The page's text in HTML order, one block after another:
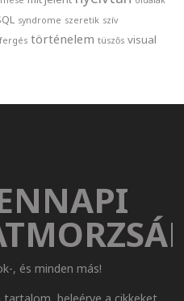
syndrome szeretik szív
történelem tüszős visual
, és minden más!